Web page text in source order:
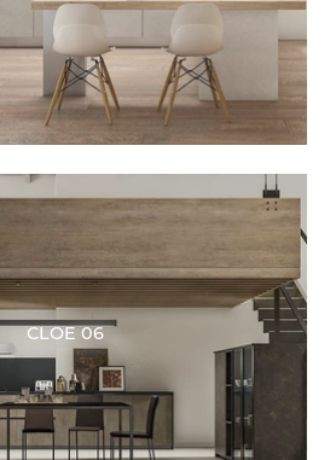
CLOE 06